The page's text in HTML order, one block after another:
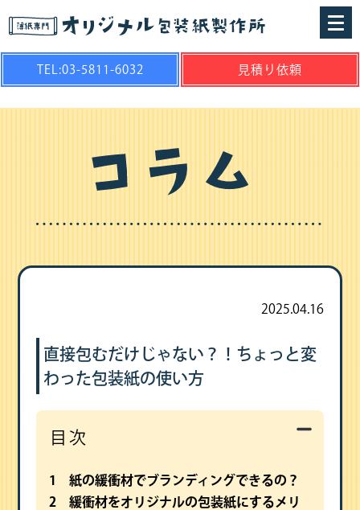
TEL:03-5811-6032 見積り依頼
2025.04.16
直接包むだけじゃない？！ちょっと変
わった包装紙の使い方
目次
1 紙の緩衝材でブランディングできるの？
2 緩衝材をオリジナルの包装紙にするメリ